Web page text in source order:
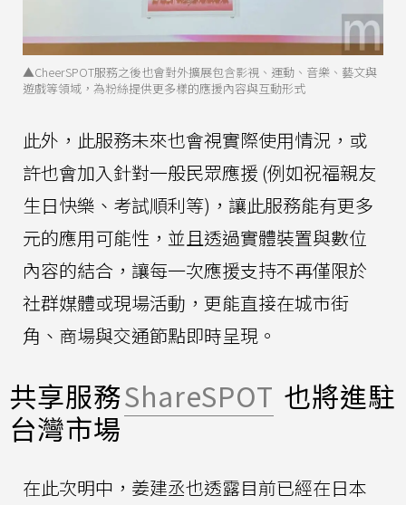
▲CheerSPOT服務之後也會對外擴展包含影視、運動、音樂、藝文與
遊戲等領域，為粉絲提供更多樣的應援內容與互動形式
此外，此服務未來也會視實際使用情況，或
許也會加入針對一般民眾應援 (例如祝福親友
生日快樂、考試順利等)，讓此服務能有更多
元的應用可能性，並且透過實體裝置與數位
內容的結合，讓每一次應援支持不再僅限於
社群媒體或現場活動，更能直接在城市街
角、商場與交通節點即時呈現。
共享服務ShareSPOT 也將進駐
台灣市場
在此次明中，姜建丞也透露目前已經在日本